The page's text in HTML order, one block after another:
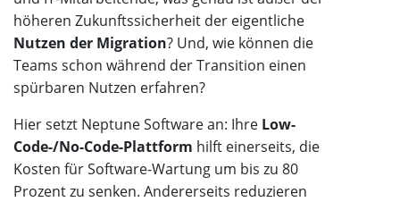
höheren Zukunftssicherheit der eigentliche
Nutzen der Migration? Und, wie können die
Teams schon während der Transition einen
spürbaren Nutzen erfahren?
Hier setzt Neptune Software an: Ihre Low-
Code-/No-Code-Plattform hilft einerseits, die
Kosten für Software-Wartung um bis zu 80
Prozent zu senken. Andererseits reduzieren